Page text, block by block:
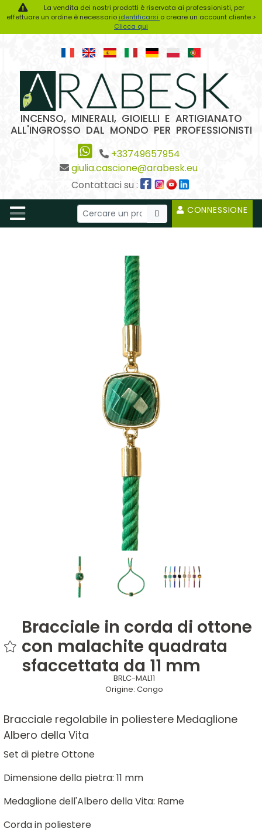
La vendita dei nostri prodotti è riservata ai professionisti, per
effettuare un ordine è necessario identificarsi o creare un account cliente >
Clicca qui
INCENSO, MINERALI, GIOIELLI E ARTIGIANATO
ALL'INGROSSO DAL MONDO PER PROFESSIONISTI
+33749657954
giulia.cascione@arabesk.eu
Contattaci su :
CONNESSIONE
Bracciale in corda di ottone
con malachite quadrata
sfaccettata da 11 mm
BRLC-MAL11
Origine: Congo
Bracciale regolabile in poliestere Medaglione
Albero della Vita
Set di pietre Ottone
Dimensione della pietra: 11 mm
Medaglione dell'Albero della Vita: Rame
Corda in poliestere